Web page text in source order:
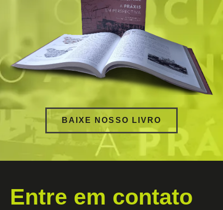
BAIXE NOSSO LIVRO
Entre em contato